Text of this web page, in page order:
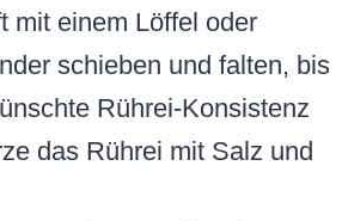
mit einem Löffel oder
schieben und falten, bis
Rührei-Konsistenz
das Rührei mit Salz und